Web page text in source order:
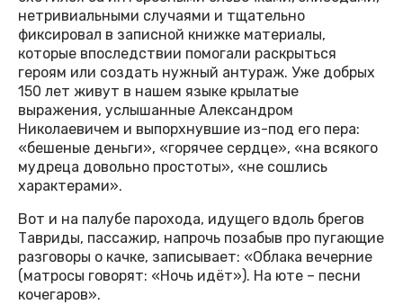
нетривиальными случаями и тщательно
фиксировал в записной книжке материалы,
которые впоследствии помогали раскрыться
героям или создать нужный антураж. Уже добрых
150 лет живут в нашем языке крылатые
выражения, услышанные Александром
Николаевичем и выпорхнувшие из-под его пера:
«бешеные деньги», «горячее сердце», «на всякого
мудреца довольно простоты», «не сошлись
характерами».
Вот и на палубе парохода, идущего вдоль брегов
Тавриды, пассажир, напрочь позабыв про пугающие
разговоры о качке, записывает: «Облака вечерние
(матросы говорят: «Ночь идёт»). На юте – песни
кочегаров».